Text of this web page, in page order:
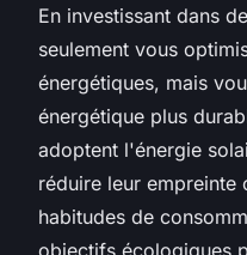
En investissant dans
seulement vous
énergétiques, mais
énergétique plus
adoptent l'énergie
réduire leur empreinte
habitudes de
objectifs écologiques